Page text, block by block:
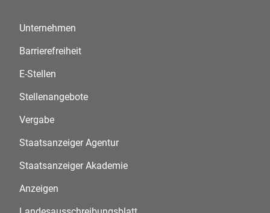
Unternehmen
Barrierefreiheit
E-Stellen
Stellenangebote
Vergabe
Staatsanzeiger Agentur
Staatsanzeiger Akademie
Anzeigen